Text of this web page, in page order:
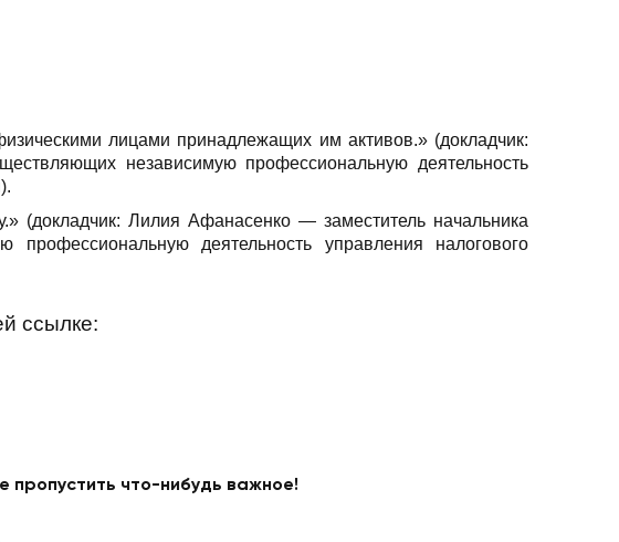
лицами принадлежащих им активов.» (докладчик:
независимую профессиональную деятельность
(докладчик: Лилия Афанасенко — заместитель начальника
деятельность управления налогового
ссылке:
пропустить что-нибудь важное!